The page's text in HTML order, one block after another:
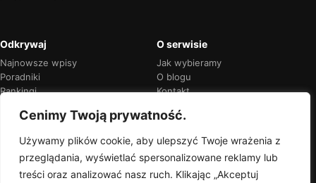
Cenimy Twoją prywatność.
Używamy plików cookie, aby ulepszyć Twoje wrażenia z
przeglądania, wyświetlać spersonalizowane reklamy lub
treści oraz analizować nasz ruch. Klikając „Akceptuj
Odkrywaj
Najnowsze wpisy
Poradniki
Rankingi
O serwisie
Jak wybieramy
O blogu
Kontakt
Przejrzyste rekomendacje